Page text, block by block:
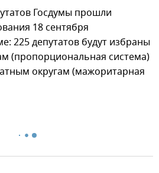
Госдумы прошли
18 сентября
225 депутатов будут избраны
(пропорциональная система)
округам (мажоритарная